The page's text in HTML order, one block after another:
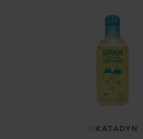
abwischen, fertig. Badekleidung
Sie ein kompaktes Multitalent für
Leistungsstark gegen Schmutz und